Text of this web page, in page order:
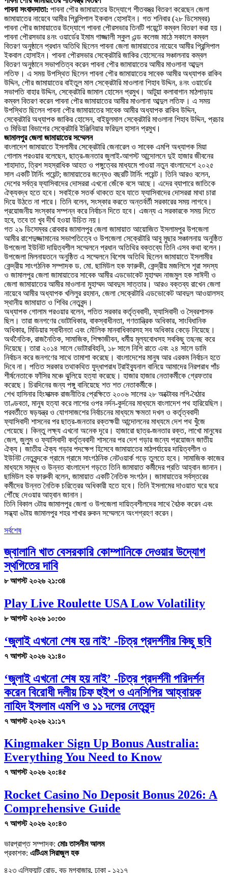
পাবনা সংবাদদাতা: পাবনা পৌর জামায়াতের উদ্যোগে শীতবস্ত্র বিতরণ করেছেন জেলা
জামায়াতের নায়েবে আমীর প্রিন্সিপাল ইকবাল হোসাইন। গত শনিবার (২৮ ডিসেম্বর)
পাবনা পৌর জামায়াতের উদ্যোগে পাবনা পৌরসভার তিনটি পয়েন্টে কম্বল বিতরণ করা হয়।
পাবনা পৌরসভার ৪নং ওয়ার্ডের ইমাম গাজ্জালী স্কুল এন্ড কলেজ মাঠে সকালে কম্বল
বিতরণ অনুষ্ঠানে প্রধান অতিথি ছিলেন পাবনা জেলা জামায়াতের নায়েবে আমীর প্রিন্সিপাল
ইকবাল হোসাইন। পাবনা পৌরসভার সেক্রেটারি জাকির হোসেনের সঞ্চালনায় কম্বল
বিতরণ অনুষ্ঠানে সভাপতিত্ব করেন পাবনা পৌর জামায়াতের আমীর মাওলানা আব্দুল
লতিফ। এ সময় উপস্থিত ছিলেন পাবনা পৌর জামায়াতের সাবেক আমীর অধ্যাপক রাকিব
উদ্দিন, পৌর জামায়াতের বাইতুল মাল সেক্রেটারি মাওলানা শিহাব উদ্দিন, ৪নং ওয়ার্ডের
সভাপতি বাহার উদ্দিন, সেক্রেটারি জামাল হোসেন প্রমুখ। আটুয়া কলাবাগান মাঠপাড়ায়
কম্বল বিতরণ করেন পাবনা পৌর জামায়াতের আমীর মাওলানা আব্দুল লতিফ। এ সময়
উপস্থিত ছিলেন পাবনা পৌর জামায়াতের সাবেক আমীর অধ্যাপক রাকিব উদ্দিন,
সেক্রেটারি অধ্যাপক জাকির হোসেন, বাইয়ুলমাল সেক্রেটারি মাওলানা শিহাব উদ্দিন, প্রচার
ও মিডিয়া বিভাগের সেক্রেটারি ইঞ্জিনিয়ার ফরিদুল হাসান প্রমুখ।
জামালপুর জেলা জামায়াতের সম্মেলন
বাংলাদেশ জামায়াতে ইসলামীর সেক্রেটারি জেনারেল ও সাবেক এমপি অধ্যাপক মিয়া
গোলাম পরওয়ার বলেছেন, ছাত্র-জনতার জুলাই-আগস্ট আন্দোলনে দুই হাজার জীবনের
শাহাদাত, ত্রিশ সহস্রাধিক আহত ও পঙ্গুত্বের মাধ্যমে পাওয়া নতুন বাংলাদেশে ২০২৫
সাল একটি টার্নিং পয়েন্ট; জামায়াতের জন্যেও বছরটি টার্নিং পয়েন্ট। তিনি আরও বলেন,
দেশের সর্বত্র ফ্যাসিবাদের দোসররা এখনো জেঁকে বসে আছে। এদের ব্যাপারে জাতিকে
ঐক্যবদ্ধ হতে হবে। সবাইকে সতর্ক থাকতে হবে যাতে ফ্যাসিবাদের দোসররা মাথা চারা
দিয়ে উঠতে না পারে। তিনি বলেন, সংস্কার করতে অন্তর্বর্তী সরকারের সময় লাগবে।
প্রয়োজনীয় সংস্কার সম্পন্ন করে নির্বাচন দিতে হবে। এজন্য এ সরকারকে সময় দিতে
হবে, তবে তা খুব দীর্ঘ হওয়া উচিত নয়।
গত ২৯ ডিসেম্বর রোববার জামালপুর জেলা জামায়াত আয়োজিত ইসলামপুর উপজেলা
আমীর রাশেদুজ্জামানের সভাপতিত্বে ও উপজেলা সেক্রেটারি আবু মুছার সঞ্চালনায় অনুষ্ঠিত
উপজেলা ইউনিট দায়িত্বশীল সম্মেলনে প্রধান অতিথির বক্তব্যে তিনি এসব কথা বলেন।
উপজেলা মিলনায়তনে অনুষ্ঠিত এ সম্মেলনে বিশেষ অতিথি ছিলেন জামায়াতে ইসলামীর
কেন্দ্রীয় সাংগঠনিক সম্পাদক ড. মো. ছামিউল হক ফারুকী, কেন্দ্রীয় মজলিসে শূরা সদস্য
ও জামালপুর জেলা জামায়াতের সাবেক আমীর এডভোকেট মুহাম্মদ নাজমুল হক সাঈদী ও
জেলা জামায়াতের আমীর মাওলানা মুহাম্মদ আবদুস সাত্তার। আরও বক্তব্য রাখেন জেলা
নায়েবে আমীর অধ্যাপক খলিলুর রহমান, জেলা সেক্রেটারি এডভোকেট আবদুল আওয়ালসহ
স্থানীয় জামায়াত ও শিবির নেতৃবৃন্দ।
অধ্যাপক গোলাম পরওয়ার বলেন, পতিত সরকার কর্তৃত্ববাদী, ফ্যাসিবাদী ও স্বৈরশাসক
ছিল। তারা জনগণের ভোটাধিকার, বাকস্বাধীনতা, গণতান্ত্রিক অধিকার, সাংবিধানিক
অধিকার, মিডিয়ার স্বাধীনতা এবং মৌলিক মানবাধিকারসহ সব অধিকার কেড়ে নিয়েছে।
অর্থনৈতিক, রাজনৈতিক, সামাজিক, শিক্ষাজীবন, ধর্মীয় মূল্যবোধসহ সবকিছু তছনছ করে
দিয়েছে। তারা ২০১৪ সালে ভোটারবিহনি, ১৮ সালে নিশি রাতে এবং ২৪ সালে ডামি
নির্বাচন করে জনগণের সাথে তামাশা করেছে। বাংলাদেশের মানুষ আর এরকম নির্বাচন হতে
দিবে না। পতিত সরকার তথাকথিত যুদ্ধাপরাধ ট্রাইব্যুনাল বানিয়ে আমাদের নিরপরাধ পাঁচ
শীর্ষনেতাকে ফাঁসির মঞ্চে ঝুলিয়ে হত্যা করেছে। হাজার হাজার নেতাকর্মীকে গ্রেফতার
করেছে। চিরদিনের জন্য পঙ্গু বানিয়েছে শত শত নেতাকর্মীকে।
শেখ হাসিনার হিংসাত্মক রাজনীতির প্রেক্ষিতে ২০০৬ সালের ২৮ অক্টোবর লগি-বৈঠার
তাণ্ডবতা, মানুষ হত্যা করে লাশের ওপর নর্দন-কুর্দনের মাধ্যমে বাংলাদেশ পথ হারিয়েছিল।
পরবর্তীতে ষড়যন্ত্র ও যোগসাজশের নির্বাচনের মাধ্যমে ক্ষমতা দখল ও কর্তৃত্ববাদী
ফ্যাসিবাদী শাসনের পর ছাত্র-জনতার রক্তক্ষয়ী আন্দোলনের মাধ্যমে দেশ পথ খুঁঁজে
পেয়েছে। কিন্তু লক্ষ্য এখনো অনেক দূরে। হাজারো ছাত্র-জনতার রক্ত, লাখো মানুষের
জেল, জুলুম ও ফ্যাসিবাদী কর্তৃত্ববাদী শাসনের পর দেশ গড়ার জন্যে প্রয়োজন জাতীয়
ঐক্য। জাতীয় ঐক্য গড়ার পদক্ষেপ হিসেবে জামায়াতের মাঠপর্যায়ের দায়িত্বশীল ও
ইউনিট নেতৃবৃন্দকে গ্রামে গ্রামে সাংগঠনিক নেটওয়ার্ক গড়ে তুলতে হবে। সামাজিক কাজের
মাধ্যমে সমৃদ্ধ ও উন্নত বাংলাদেশ গড়তে তিনি জামায়াত কর্মীদের প্রতি আহ্বান জানান।
ছামিউল হক ফারুকী বলেন, জামায়াত একটি নৈতিক সংগঠন। জামায়াতের সর্বস্তরের
কর্মীদের উন্নত নৈতিক চরিত্রের অধিকারী হতে হবে। তিনি ইসলামের দাওয়াত ঘরে ঘরে
পৌঁছে দেওয়ার আহ্বান জানান।
তিনি বিকাল ৩টায় জামালপুর জেলা ও উপজেলা দায়িত্বশীলদের সাথে বৈঠক করেন এবং
সন্ধ্যা ৬টায় জামালপুর শহর শাখার রুকন সম্মেলনে অংশগ্রহণ করেন।
সর্বশেষ
জ্বালানি খাত বেসরকারি কোম্পানিকে দেওয়ার উদ্যোগ
স্থগিতের দাবি
৮ আগস্ট ২০২৬ ২১:৩৪
Play Live Roulette USA Low Volatility
৮ আগস্ট ২০২৬ ১০:৩০
‘জুলাই এখনো শেষ হয় নাই’ -চিত্র প্রদর্শনীর কিছু ছবি
৭ আগস্ট ২০২৬ ২১:৪০
‘জুলাই এখনো শেষ হয় নাই’ -চিত্র প্রদর্শনী পরিদর্শন
করেন বিরোধী দলীয় চিফ হুইপ ও এনসিপির আহ্বায়ক
নাহিদ ইসলাম এমপি ও ১১ দলের নেতৃবৃন্দ
৭ আগস্ট ২০২৬ ২১:১৭
Kingmaker Sign Up Bonus Australia:
Everything You Need to Know
৭ আগস্ট ২০২৬ ২০:৪৫
Rocket Casino No Deposit Bonus 2026: A
Comprehensive Guide
৭ আগস্ট ২০২৬ ২০:৪৩
ভারপ্রাপ্ত সম্পাদক: মোঃ তাসনীম আলম
প্রকাশক: এটিএম সিরাজুল হক
৪২৩ এলিফ্যান্ট রোড, বড় মগবাজার, ঢাকা - ১২১৭